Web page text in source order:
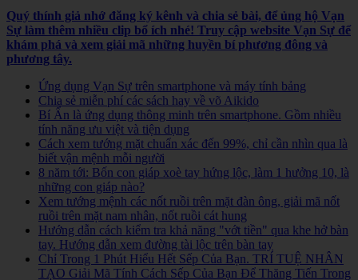
Quý thính giả nhớ đăng ký kênh và chia sẻ bài, để ủng hộ Vạn
Sự làm thêm nhiều clip bổ ích nhé! Truy cập website Vạn Sự để
khám phá và xem giải mã những huyền bí phương đông và
phương tây.
Ứng dụng Vạn Sự trên smartphone và máy tính bảng
Chia sẻ miễn phí các sách hay về võ Aikido
Bí Ẩn là ứng dụng thông minh trên smartphone. Gồm nhiều
tính năng ưu việt và tiện dụng
Cách xem tướng mặt chuẩn xác đến 99%, chỉ cần nhìn qua là
biết vận mệnh mỗi người
8 năm tới: Bốn con giáp xoè tay hứng lộc, làm 1 hưởng 10, là
những con giáp nào?
Xem tướng mệnh các nốt ruồi trên mặt đàn ông, giải mã nốt
ruồi trên mặt nam nhân, nốt ruồi cát hung
Hướng dẫn cách kiểm tra khả năng "vớt tiền" qua khe hở bàn
tay. Hướng dẫn xem đường tài lộc trên bàn tay
Chỉ Trong 1 Phút Hiểu Hết Sếp Của Bạn. TRÍ TUỆ NHÂN
TẠO Giải Mã Tính Cách Sếp Của Bạn Để Thăng Tiến Trong